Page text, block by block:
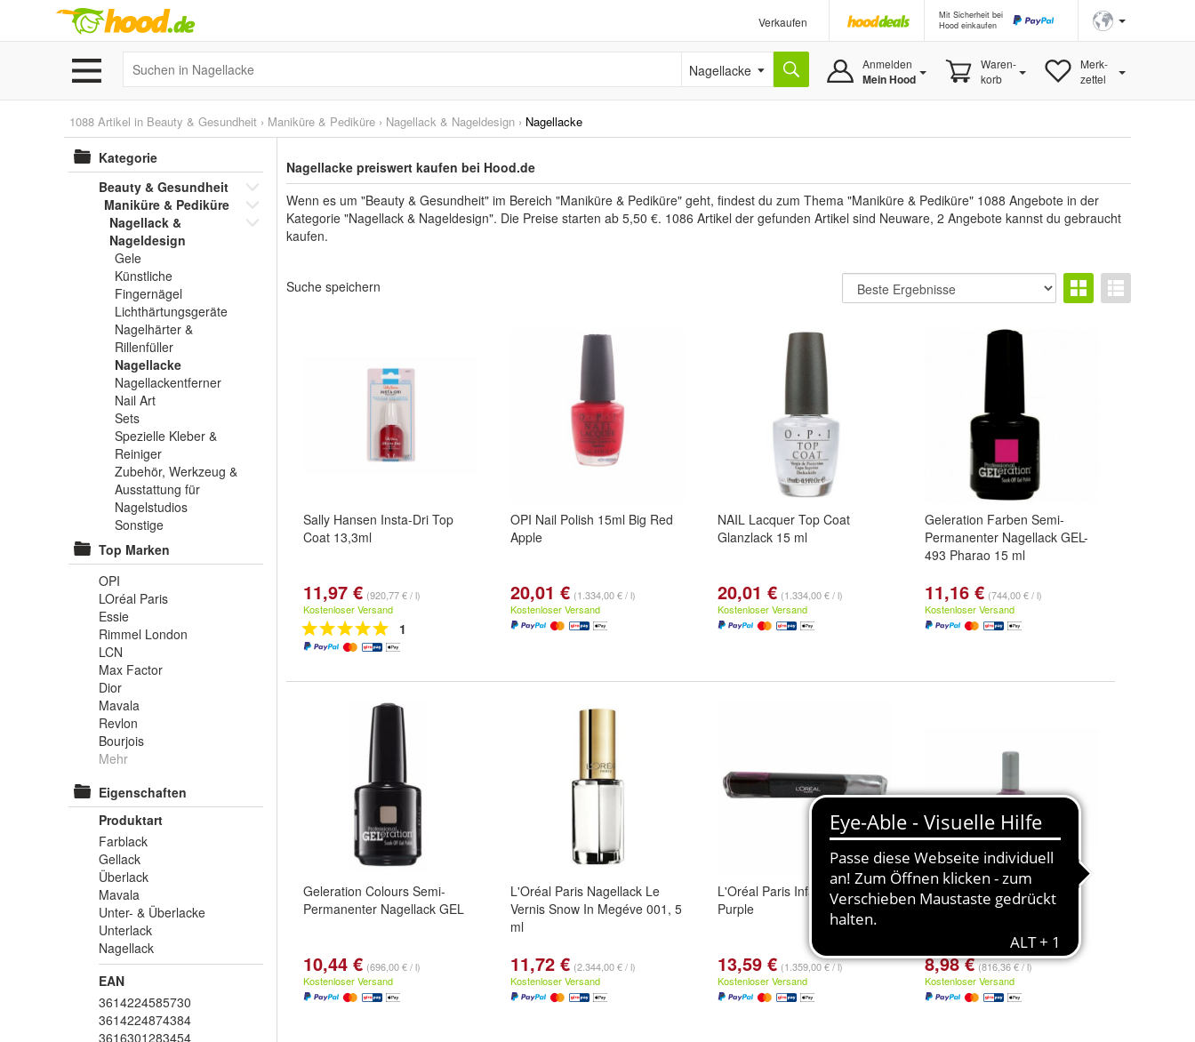
Verkaufen
Mit Sicherheit bei
Hood einkaufen
Nagellacke Anmelden
Mein Hood
Waren-
korb
Merk-
zettel
1088 Artikel in Beauty & Gesundheit › Maniküre & Pediküre › Nagellack & Nageldesign › Nagellacke
Kategorie
Beauty & Gesundheit
Maniküre & Pediküre
Nagellack &
Nageldesign
Gele
Künstliche
Fingernägel
Lichthärtungsgeräte
Nagelhärter &
Rillenfüller
Nagellacke
Nagellackentferner
Nail Art
Sets
Spezielle Kleber &
Reiniger
Zubehör, Werkzeug &
Ausstattung für
Nagelstudios
Sonstige
Top Marken
OPI
LOréal Paris
Essie
Rimmel London
LCN
Max Factor
Dior
Mavala
Revlon
Bourjois
Mehr
Eigenschaften
Produktart
Farblack
Gellack
Überlack
Mavala
Unter- & Überlacke
Unterlack
Nagellack
EAN
3614224585730
3614224874384
3616301283454
Nagellacke preiswert kaufen bei Hood.de
Wenn es um "Beauty & Gesundheit" im Bereich "Maniküre & Pediküre" geht, findest du zum Thema "Maniküre & Pediküre" 1088 Angebote in der
Kategorie "Nagellack & Nageldesign". Die Preise starten ab 5,50 €. 1086 Artikel der gefunden Artikel sind Neuware, 2 Angebote kannst du gebraucht
kaufen.
Suche speichern
Sally Hansen Insta-Dri Top
Coat 13,3ml
11,97 € (920,77 € / l)
Kostenloser Versand
1
OPI Nail Polish 15ml Big Red
Apple
20,01 € (1.334,00 € / l)
Kostenloser Versand
NAIL Lacquer Top Coat
Glanzlack 15 ml
20,01 € (1.334,00 € / l)
Kostenloser Versand
Geleration Farben Semi-
Permanenter Nagellack GEL-
493 Pharao 15 ml
11,16 € (744,00 € / l)
Kostenloser Versand
Geleration Colours Semi-
Permanenter Nagellack GEL
10,44 € (696,00 € / l)
Kostenloser Versand
L'Oréal Paris Nagellack Le
Vernis Snow In Megéve 001, 5
ml
11,72 € (2.344,00 € / l)
Kostenloser Versand
L'Oréal Paris Infallible Dup 029
Purple
13,59 € (1.359,00 € / l)
Kostenloser Versand
7 Day Long En827 11ml
8,98 € (816,36 € / l)
Kostenloser Versand